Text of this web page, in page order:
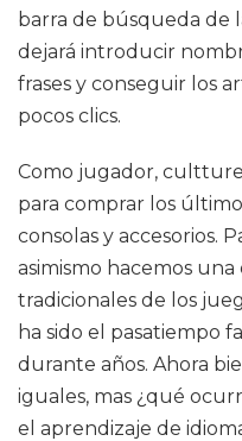
barra de búsqueda de
dejará introducir
frases y conseguir los
pocos clics.
Como jugador,
para comprar los
consolas y accesorios.
asimismo hacemos
tradicionales de los
ha sido el pasatiempo
durante años. Ahora
iguales, mas ¿qué
el aprendizaje de